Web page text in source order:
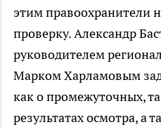
этим правоохранители
проверку. Александр
руководителем
Марком Харламовым
как о промежуточных,
результатах осмотра, а